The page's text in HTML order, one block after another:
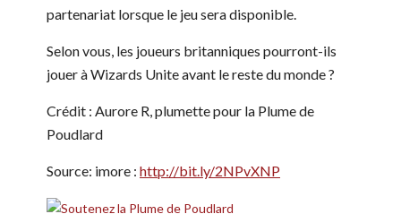
partenariat lorsque le jeu sera disponible.
Selon vous, les joueurs britanniques pourront-ils
jouer à Wizards Unite avant le reste du monde ?
Crédit : Aurore R, plumette pour la Plume de
Poudlard
Source: imore : http://bit.ly/2NPvXNP